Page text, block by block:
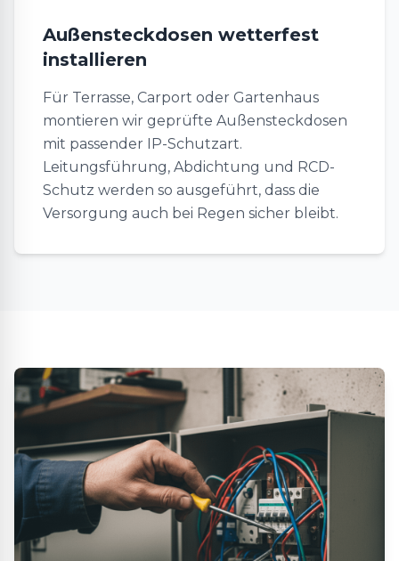
Außensteckdosen wetterfest
installieren
Für Terrasse, Carport oder Gartenhaus
montieren wir geprüfte Außensteckdosen
mit passender IP-Schutzart.
Leitungsführung, Abdichtung und RCD-
Schutz werden so ausgeführt, dass die
Versorgung auch bei Regen sicher bleibt.